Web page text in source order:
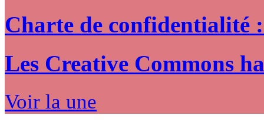
Charte de confidentialité
Les Creative Commons
Voir la une